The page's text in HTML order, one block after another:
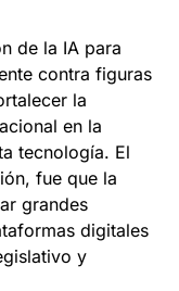
de la IA para
contra figuras
la
en la
tecnología. El
fue que la
grandes
digitales
y